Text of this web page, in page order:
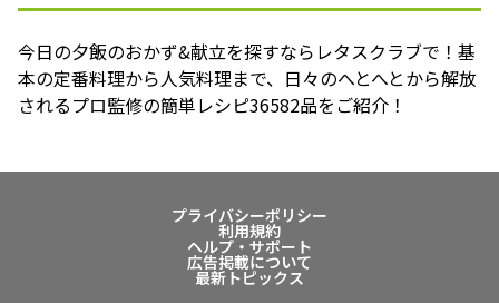
今日の夕飯のおかず&献立を探すならレタスクラブで！基
本の定番料理から人気料理まで、日々のへとへとから解放
されるプロ監修の簡単レシピ36582品をご紹介！
プライバシーポリシー
利用規約
ヘルプ・サポート
広告掲載について
最新トピックス